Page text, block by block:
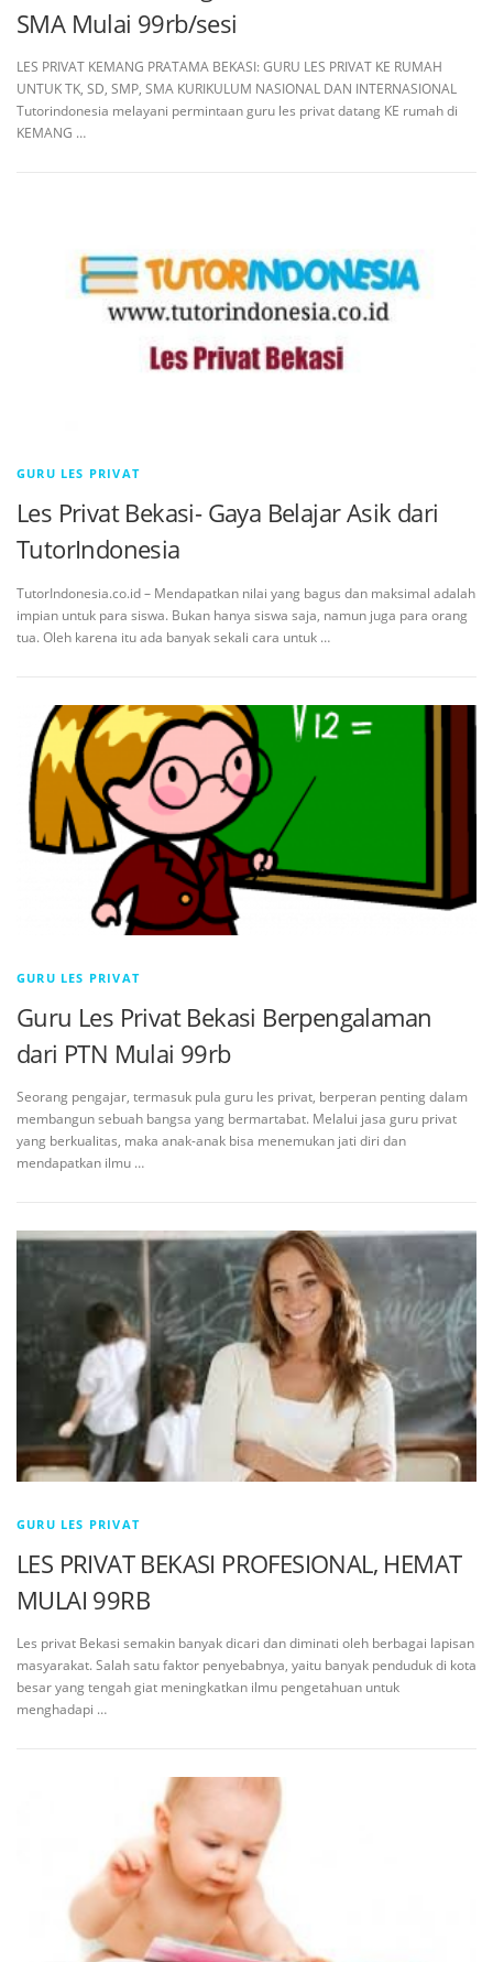
SMA Mulai 99rb/sesi
LES PRIVAT KEMANG PRATAMA BEKASI: GURU LES PRIVAT KE RUMAH
UNTUK TK, SD, SMP, SMA KURIKULUM NASIONAL DAN INTERNASIONAL
Tutorindonesia melayani permintaan guru les privat datang KE rumah di
KEMANG …
GURU LES PRIVAT
Les Privat Bekasi- Gaya Belajar Asik dari
TutorIndonesia
TutorIndonesia.co.id – Mendapatkan nilai yang bagus dan maksimal adalah
impian untuk para siswa. Bukan hanya siswa saja, namun juga para orang
tua. Oleh karena itu ada banyak sekali cara untuk …
GURU LES PRIVAT
Guru Les Privat Bekasi Berpengalaman
dari PTN Mulai 99rb
Seorang pengajar, termasuk pula guru les privat, berperan penting dalam
membangun sebuah bangsa yang bermartabat. Melalui jasa guru privat
yang berkualitas, maka anak-anak bisa menemukan jati diri dan
mendapatkan ilmu …
GURU LES PRIVAT
LES PRIVAT BEKASI PROFESIONAL, HEMAT
MULAI 99RB
Les privat Bekasi semakin banyak dicari dan diminati oleh berbagai lapisan
masyarakat. Salah satu faktor penyebabnya, yaitu banyak penduduk di kota
besar yang tengah giat meningkatkan ilmu pengetahuan untuk
menghadapi …